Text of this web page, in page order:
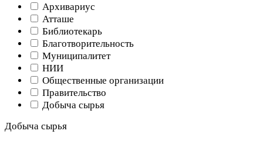
Архивариус
Атташе
Библиотекарь
Благотворительность
Муниципалитет
НИИ
Общественные организации
Правительство
Добыча сырья
Добыча сырья